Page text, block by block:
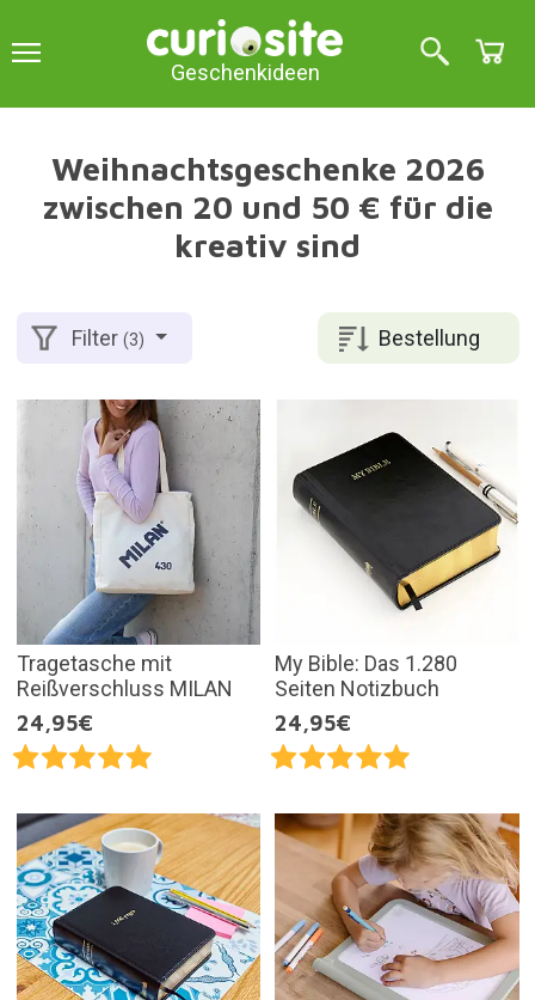
Geschenkideen
Weihnachtsgeschenke 2026
zwischen 20 und 50 € für die
kreativ sind
Bestellung
Filter(3)
Tragetasche mit
Reißverschluss MILAN
24,95€
My Bible: Das 1.280
Seiten Notizbuch
24,95€